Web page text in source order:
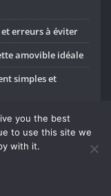
erreurs à éviter
amovible idéale
simples et
le plus les
l’est jamais)
meubles
you the best
to use this site we
with it.